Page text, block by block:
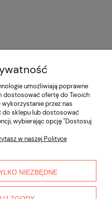
umożliwiają poprawne
dostosować ofertę do Twoich
przez nas
do sklepu lub dostosować
wybierając opcję "Dostosuj
w naszej Polityce
NIEZBĘDNE